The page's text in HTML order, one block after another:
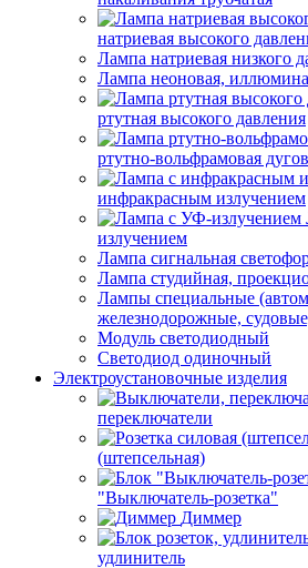
натриевая высокого
Лампа натриевая низкого
Лампа неоновая,
ртутная высокого давления
ртутно-вольфрамовая
инфракрасным излучением
излучением
Лампа сигнальная
Лампа студийная,
Лампы специальные
железнодорожные,
Модуль светодиодный
Светодиод одиночный
Электроустановочные изделия
переключатели
(штепсельная)
"Выключатель-розетка"
Диммер
удлинитель